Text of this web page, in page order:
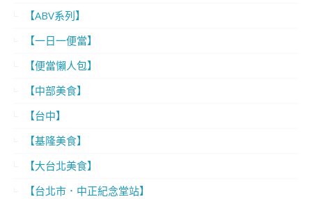
【ABV系列】
【一日一便當】
【便當懶人包】
【中部美食】
【台中】
【基隆美食】
【大台北美食】
【台北市．中正紀念堂站】